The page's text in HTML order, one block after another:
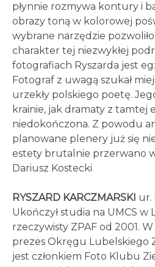
płynnie rozmywa kontury i
obrazy toną w kolorowej
wybrane narzędzie
charakter tej niezwykłej
fotografiach Ryszarda jest
Fotograf z uwagą szukał
urzekły polskiego poetę.
krainie, jak dramaty z tamtej
niedokończona. Z powodu
planowane plenery już się
estety brutalnie przerwano w
Dariusz Kostecki
RYSZARD KARCZMARSKI ur.
Ukończył studia na UMCS w
rzeczywisty ZPAF od 2001.
prezes Okręgu Lubelskiego
jest członkiem Foto Klubu